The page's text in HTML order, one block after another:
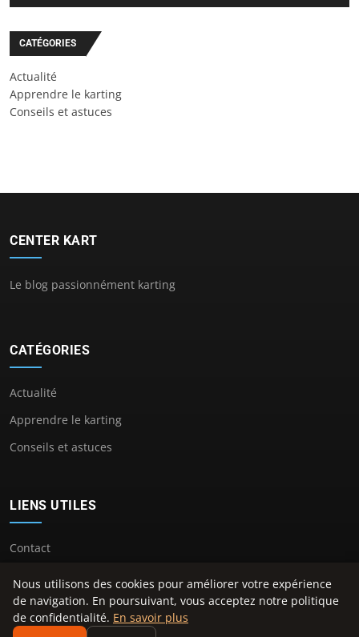
CATÉGORIES
Actualité
Apprendre le karting
Conseils et astuces
CENTER KART
Le blog passionnément karting
CATÉGORIES
Actualité
Apprendre le karting
Conseils et astuces
LIENS UTILES
Contact
© 2026 Center Kart. Tous droits réservés.
Nous utilisons des cookies pour améliorer votre expérience
de navigation. En poursuivant, vous acceptez notre politique
de confidentialité. En savoir plus